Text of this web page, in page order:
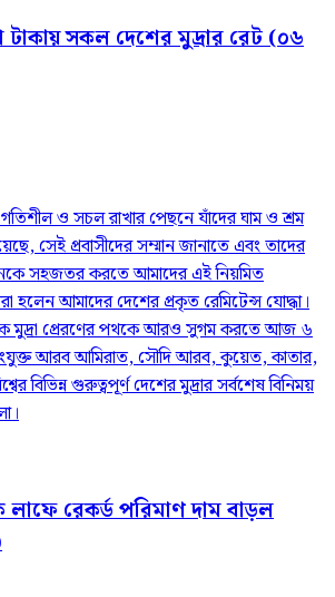
সকল দেশের মুদ্রার রেট (০৬
গতিশীল ও সচল রাখার পেছনে যাঁদের ঘাম ও শ্রম
সেই প্রবাসীদের সম্মান জানাতে এবং তাদের
সহজতর করতে আমাদের এই নিয়মিত
হলেন আমাদের দেশের প্রকৃত রেমিটেন্স যোদ্ধা।
মুদ্রা প্রেরণের পথকে আরও সুগম করতে আজ ৬
আরব আমিরাত, সৌদি আরব, কুয়েত, কাতার,
বিভিন্ন গুরুত্বপূর্ণ দেশের মুদ্রার সর্বশেষ বিনিময়
রেকর্ড পরিমাণ দাম বাড়ল